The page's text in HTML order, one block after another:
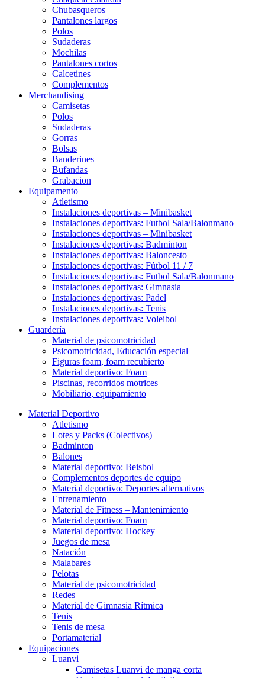
Chubasqueros
Pantalones largos
Polos
Sudaderas
Mochilas
Pantalones cortos
Calcetines
Complementos
Merchandising
Camisetas
Polos
Sudaderas
Gorras
Bolsas
Banderines
Bufandas
Grabacion
Equipamento
Atletismo
Instalaciones deportivas – Minibasket
Instalaciones deportivas: Futbol Sala/Balonmano
Instalaciones deportivas – Minibasket
Instalaciones deportivas: Badminton
Instalaciones deportivas: Baloncesto
Instalaciones deportivas: Fútbol 11 / 7
Instalaciones deportivas: Futbol Sala/Balonmano
Instalaciones deportivas: Gimnasia
Instalaciones deportivas: Padel
Instalaciones deportivas: Tenis
Instalaciones deportivas: Voleibol
Guardería
Material de psicomotricidad
Psicomotricidad, Educación especial
Figuras foam, foam recubierto
Material deportivo: Foam
Piscinas, recorridos motrices
Mobiliario, equipamiento
Material Deportivo
Atletismo
Lotes y Packs (Colectivos)
Badminton
Balones
Material deportivo: Beisbol
Complementos deportes de equipo
Material deportivo: Deportes alternativos
Entrenamiento
Material de Fitness – Mantenimiento
Material deportivo: Foam
Material deportivo: Hockey
Juegos de mesa
Natación
Malabares
Pelotas
Material de psicomotricidad
Redes
Material de Gimnasia Rítmica
Tenis
Tenis de mesa
Portamaterial
Equipaciones
Luanvi
Camisetas Luanvi de manga corta